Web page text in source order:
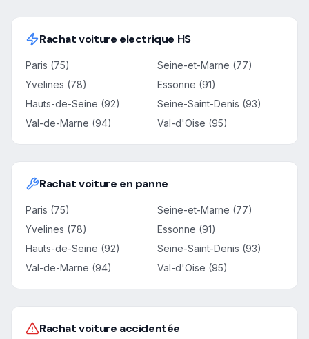
Rachat voiture electrique HS
Paris (75)
Seine-et-Marne (77)
Yvelines (78)
Essonne (91)
Hauts-de-Seine (92)
Seine-Saint-Denis (93)
Val-de-Marne (94)
Val-d'Oise (95)
Rachat voiture en panne
Paris (75)
Seine-et-Marne (77)
Yvelines (78)
Essonne (91)
Hauts-de-Seine (92)
Seine-Saint-Denis (93)
Val-de-Marne (94)
Val-d'Oise (95)
Rachat voiture accidentée